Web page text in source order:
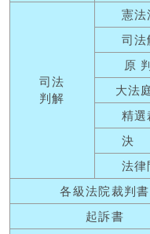
司法
判解
憲法
司法
原
大法
精選
決
法律
各級法院裁判書
起訴書